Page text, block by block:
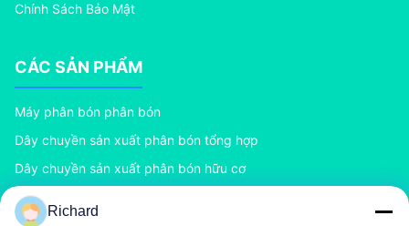
Chính Sách Bảo Mật
CÁC SẢN PHẨM
Máy phân bón phân bón
Dây chuyền sản xuất phân bón tổng hợp
Dây chuyền sản xuất phân bón hữu cơ
Dây chuyền sản xuất phân bón BB
Richard